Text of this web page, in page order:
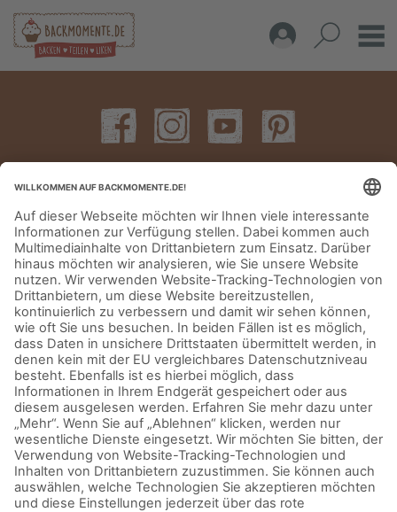
IMPRESSUM DATENSCHUTZERKLÄRUNG AGB KONTAKT
© Aurora Mühlen GmbH - Trettaustraße 49 – D-21107 Hamburg